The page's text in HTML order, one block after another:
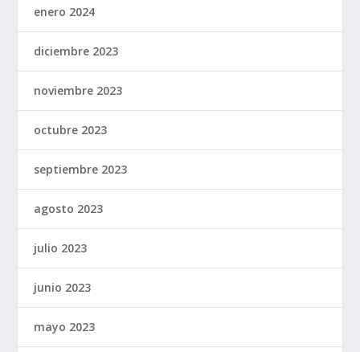
enero 2024
diciembre 2023
noviembre 2023
octubre 2023
septiembre 2023
agosto 2023
julio 2023
junio 2023
mayo 2023